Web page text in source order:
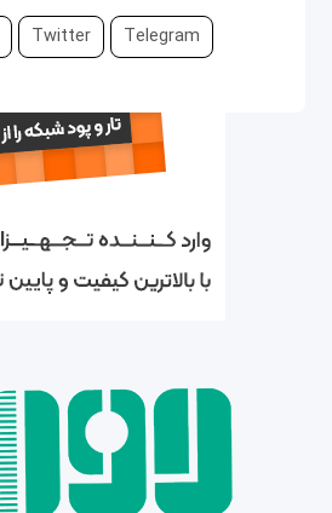
Telegram
Twitter